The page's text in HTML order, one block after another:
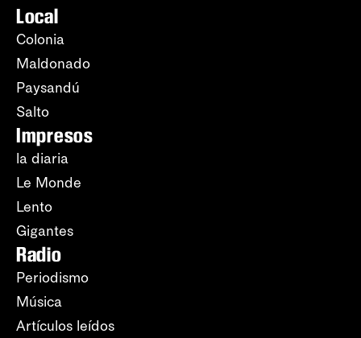
Local
Colonia
Maldonado
Paysandú
Salto
Impresos
la diaria
Le Monde
Lento
Gigantes
Radio
Periodismo
Música
Artículos leídos